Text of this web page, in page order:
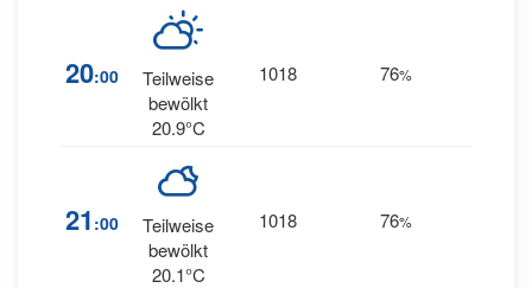
20:00
Teilweise
bewölkt
20.9°C
1018 76%
21 :00
Teilweise
bewölkt
20.1°C
1018 76%